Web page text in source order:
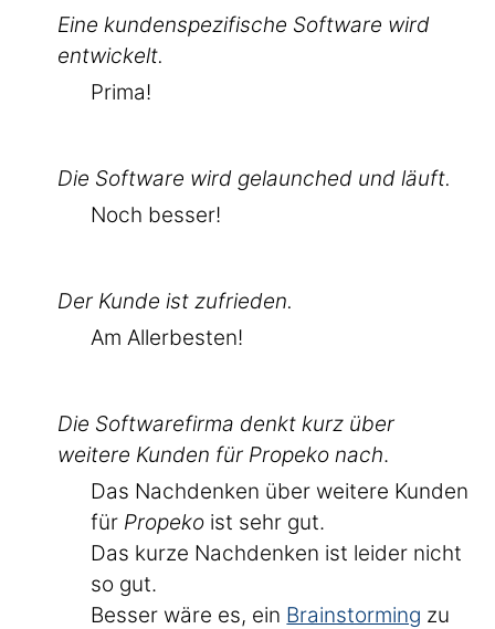
Eine kundenspezifische Software wird
entwickelt.
Prima!
Die Software wird gelaunched und läuft.
Noch besser!
Der Kunde ist zufrieden.
Am Allerbesten!
Die Softwarefirma denkt kurz über
weitere Kunden für Propeko nach.
Das Nachdenken über weitere Kunden
für Propeko ist sehr gut.
Das kurze Nachdenken ist leider nicht
so gut.
Besser wäre es, ein Brainstorming zu